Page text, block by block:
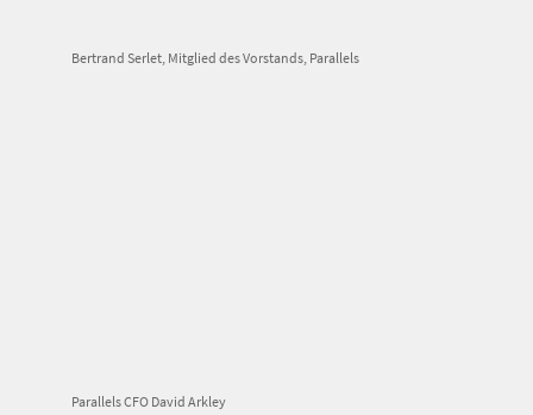
Bertrand Serlet, Mitglied des Vorstands, Parallels
Parallels CFO David Arkley